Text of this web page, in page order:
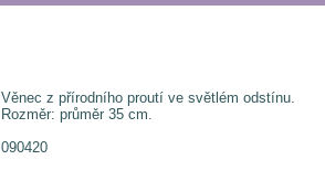
Věnec z přírodního proutí ve světlém odstínu.
Rozměr: průměr 35 cm.
090420